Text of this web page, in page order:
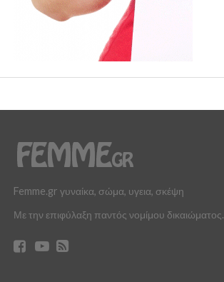
Femme.gr γυναίκα, σώμα, υγεια, σκέψη
Με την επιφύλαξη παντός νομίμου δικαιώματος.